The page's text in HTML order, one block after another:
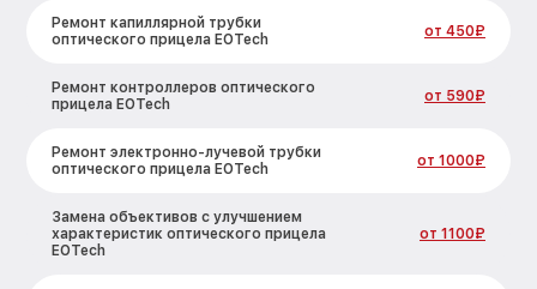
Ремонт капиллярной трубки
оптического прицела EOTech
от 450₽
Ремонт контроллеров оптического
прицела EOTech
от 590₽
Ремонт электронно-лучевой трубки
оптического прицела EOTech
от 1000₽
Замена объективов с улучшением
характеристик оптического прицела
EOTech
от 1100₽